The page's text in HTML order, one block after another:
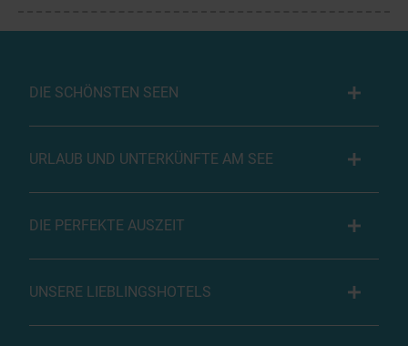
DIE SCHÖNSTEN SEEN
URLAUB UND UNTERKÜNFTE AM SEE
DIE PERFEKTE AUSZEIT
UNSERE LIEBLINGSHOTELS